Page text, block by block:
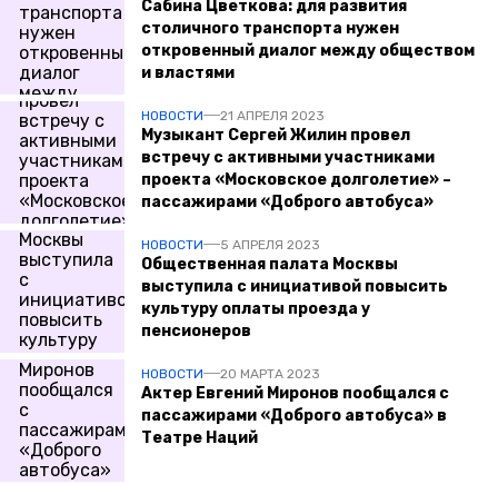
Сабина Цветкова: для развития
столичного транспорта нужен
откровенный диалог между обществом
и властями
НОВОСТИ 21 АПРЕЛЯ 2023
Музыкант Сергей Жилин провел
встречу с активными участниками
проекта «Московское долголетие» –
пассажирами «Доброго автобуса»
НОВОСТИ 5 АПРЕЛЯ 2023
Общественная палата Москвы
выступила с инициативой повысить
культуру оплаты проезда у
пенсионеров
НОВОСТИ 20 МАРТА 2023
Актер Евгений Миронов пообщался с
пассажирами «Доброго автобуса» в
Театре Наций